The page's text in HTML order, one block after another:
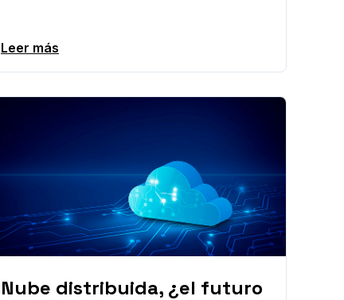
Leer más
Nube distribuida, ¿el futuro